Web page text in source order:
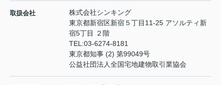
取扱会社
株式会社シンキング
東京都新宿区新宿５丁目11-25 アソルティ新
宿5丁目 ２階
TEL:03-6274-8181
東京都知事 (2) 第99049号
公益社団法人全国宅地建物取引業協会